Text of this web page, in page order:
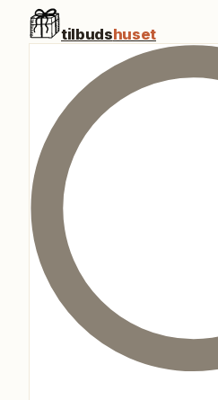
tilbudshuset